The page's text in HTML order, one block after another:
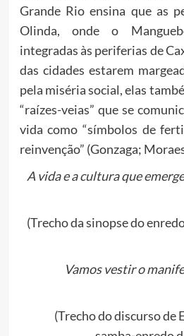
Grande Rio ensina que as
Olinda, onde o
integradas às periferias de
das cidades estarem
pela miséria social, elas
“raízes-veias” que se
vida como “símbolos de
reinvenção” (Gonzaga;
A vida e a cultura que
(Trecho da sinopse do
Vamos vestir o
(Trecho do discurso de